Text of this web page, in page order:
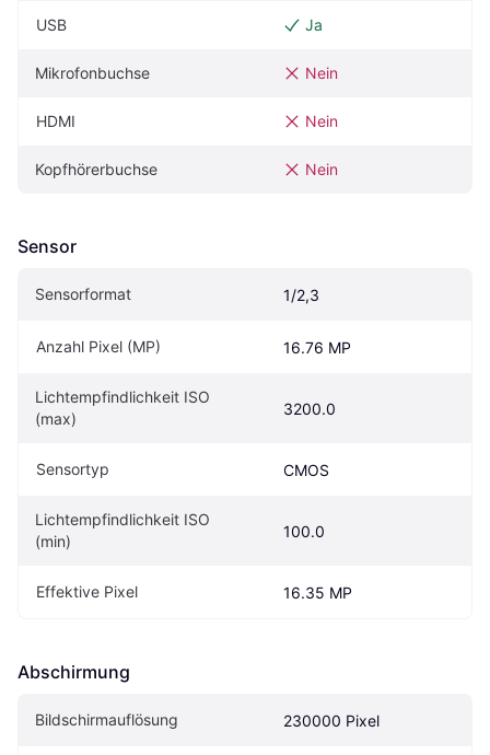
USB Ja
Mikrofonbuchse Nein
HDMI Nein
Kopfhörerbuchse Nein
Sensor
Sensorformat 1/2,3
Anzahl Pixel (MP) 16.76 MP
Lichtempfindlichkeit ISO
(max)
3200.0
Sensortyp CMOS
Lichtempfindlichkeit ISO
(min)
100.0
Effektive Pixel 16.35 MP
Abschirmung
Bildschirmauflösung 230000 Pixel